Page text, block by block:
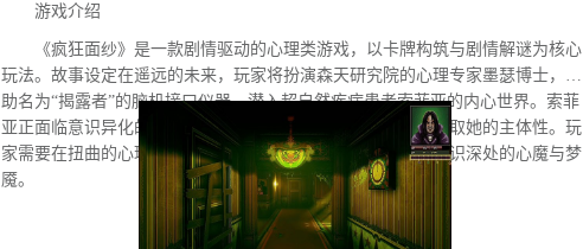
游戏介绍
《疯狂面纱》是一款剧情驱动的心理类游戏，以卡牌构筑与剧情解谜为核心
玩法。故事设定在遥远的未来，玩家将扮演森天研究院的心理专家墨瑟博士，借
助名为“揭露者”的脑机接口仪器，潜入超自然疾病患者索菲亚的内心世界。索菲
亚正面临意识异化的危机，隐藏在梦魇深处的外星意识试图夺取她的主体性。玩
家需要在扭曲的心理迷宫中进行探索与解谜，直面潜藏于她意识深处的心魔与梦
魇。